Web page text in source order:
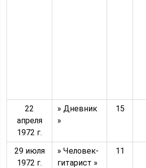
22
апреля
1972 г.
» Дневник
»
15
29 июля
1972 г.
» Человек-
гитарист »
11